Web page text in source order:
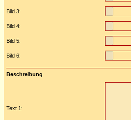
Bild 3:
Bild 4:
Bild 5:
Bild 6:
Beschreibung
Text 1: